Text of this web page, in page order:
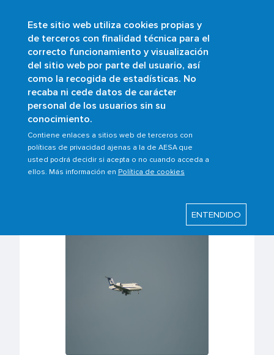
Este sitio web utiliza cookies propias y
de terceros con finalidad técnica para el
correcto funcionamiento y visualización
del sitio web por parte del usuario, así
como la recogida de estadísticas. No
recaba ni cede datos de carácter
personal de los usuarios sin su
conocimiento.
Contiene enlaces a sitios web de terceros con
políticas de privacidad ajenas a la de AESA que
usted podrá decidir si acepta o no cuando acceda a
ellos. Más información en Política de cookies
ENTENDIDO
Skip
to
main
content
Buscar
Breadcrumb
Home Scopes
Air operations
Non-commercial operations with complex
NCC aircraft
Non-commercial